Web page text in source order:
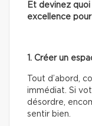
Et devinez quoi
excellence
1. Créer un
Tout d’abord,
immédiat. Si
désordre,
sentir bien.